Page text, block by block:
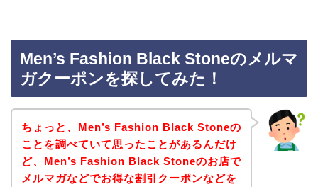
Men’s Fashion Black Stoneのメルマ
ガクーポンを探してみた！
ちょっと、Men’s Fashion Black Stoneの
ことを調べていて思ったことがあるんだけ
ど、Men’s Fashion Black Stoneのお店で
メルマガなどでお得な割引クーポンなどを